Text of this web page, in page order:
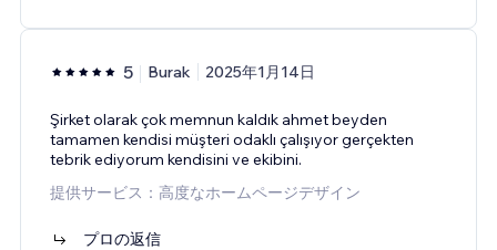
5 Burak 2025年1月14日
Şirket olarak çok memnun kaldık ahmet beyden
tamamen kendisi müşteri odaklı çalışıyor gerçekten
tebrik ediyorum kendisini ve ekibini.
提供サービス：高度なホームページデザイン
プロの返信